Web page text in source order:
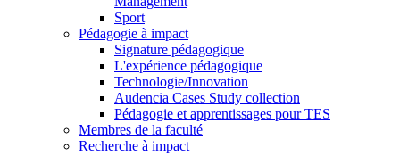
Sport
Pédagogie à impact
Signature pédagogique
L'expérience pédagogique
Technologie/Innovation
Audencia Cases Study collection
Pédagogie et apprentissages pour TES
Membres de la faculté
Recherche à impact